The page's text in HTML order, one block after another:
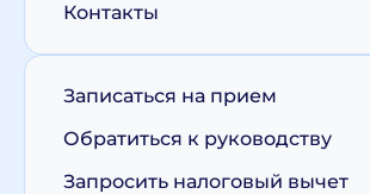
Контакты
Записаться на прием
Обратиться к руководству
Запросить налоговый вычет